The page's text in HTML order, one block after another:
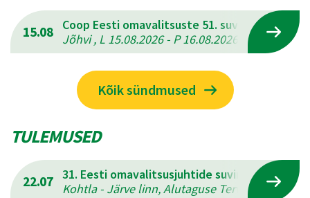
15.08
Coop Eesti omavalitsuste 51. suvemängud
Jõhvi , L 15.08.2026 - P 16.08.2026
Kõik sündmused
TULEMUSED
22.07 31. Eesti omavalitsusjuhtide suvine
Kohtla - Järve linn, Alutaguse